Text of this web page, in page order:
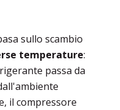
sullo scambio
temperature:
passa da
il compressore